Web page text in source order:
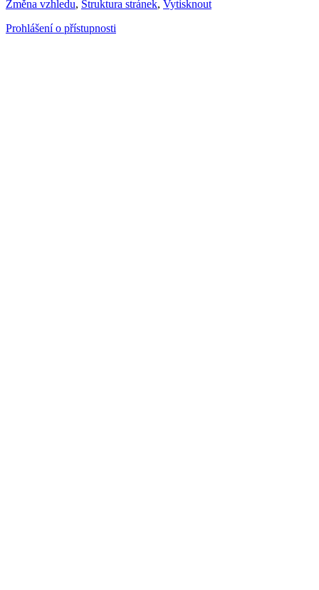
Změna vzhledu, Struktura stránek, Vytisknout
Prohlášení o přístupnosti